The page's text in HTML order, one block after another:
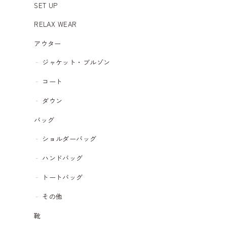
SET UP
RELAX WEAR
アウター
ジャケット・ブルゾン
コート
ダウン
バッグ
ショルダーバッグ
ハンドバッグ
トートバッグ
その他
靴